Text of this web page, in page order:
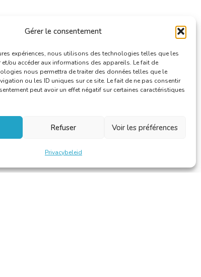
Gérer le consentement
expériences, nous utilisons des technologies telles que les
ou accéder aux informations des appareils. Le fait de
nous permettra de traiter des données telles que le
ou les ID uniques sur ce site. Le fait de ne pas consentir
peut avoir un effet négatif sur certaines caractéristiques
Refuser Voir les préférences
Privacybeleid